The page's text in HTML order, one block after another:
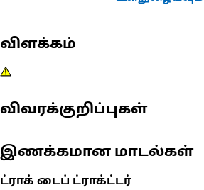
விளக்கம்
விவரக்குறிப்புகள்
இணக்கமான மாடல்கள்
ட்ராக் டைப் ட்ராக்ட்டர்